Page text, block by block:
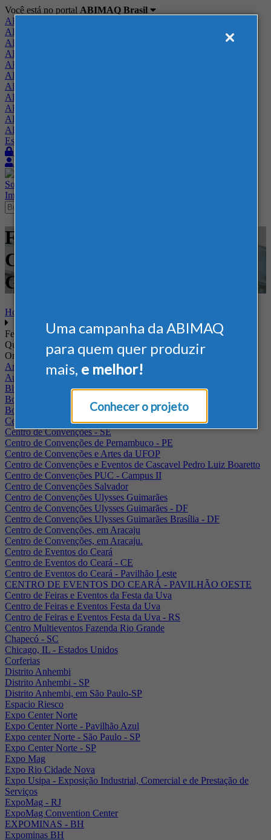
Uma campanha da ABIMAQ
para quem quer produzir
mais, e melhor!
Conhecer o projeto
Você está no portal ABIMAQ Brasil
ABIMAQ Brasil
ABIMAQ Minas Gerais
ABIMAQ Norte-Nordeste
ABIMAQ Paraná
ABIMAQ Piracicaba
ABIMAQ Ribeirão Preto
ABIMAQ Rio de Janeiro
ABIMAQ Rio Grande do Sul
ABIMAQ Santa Catarina
ABIMAQ São Paulo
ABIMAQ Vale do Paraíba
Escritório de Relações Governamentais
Sobre
Imprensa
Feiras - Transamerica Expo
Center - Feira Nacional -
Gráfico
Home
Feiras
Quando
Onde
Arena Jaguariuna
Auditório Albano Franco - FIEPA
Blumenau - SC
BolognaFiere
Boulevard Olimpico - RJ
Centro Internacional de Convenções do Brasil, em Brasília
Centro de Convenções - SE
Centro de Convenções de Pernambuco - PE
Centro de Convenções e Artes da UFOP
Centro de Convenções e Eventos de Cascavel Pedro Luiz Boaretto
Centro de Convenções PUC - Campus II
Centro de Convenções Salvador
Centro de Convenções Ulysses Guimarães
Centro de Convenções Ulysses Guimarães - DF
Centro de Convenções Ulysses Guimarães Brasília - DF
Centro de Convenções, em Aracaju
Centro de Convenções, em Aracaju.
Centro de Eventos do Ceará
Centro de Eventos do Ceará - CE
Centro de Eventos do Ceará - Pavilhão Leste
CENTRO DE EVENTOS DO CEARÁ - PAVILHÃO OESTE
Centro de Feiras e Eventos da Festa da Uva
Centro de Feiras e Eventos Festa da Uva
Centro de Feiras e Eventos Festa da Uva - RS
Centro Multieventos Fazenda Rio Grande
Chapecó - SC
Chicago, IL - Estados Unidos
Corferias
Distrito Anhembi
Distrito Anhembi - SP
Distrito Anhembi, em São Paulo-SP
Espacio Riesco
Expo Center Norte
Expo Center Norte - Pavilhão Azul
Expo center Norte - São Paulo - SP
Expo Center Norte - SP
Expo Mag
Expo Rio Cidade Nova
Expo Usipa - Exposição Industrial, Comercial e de Prestação de
Serviços
ExpoMag - RJ
ExpoMag Convention Center
EXPOMINAS - BH
Expominas BH